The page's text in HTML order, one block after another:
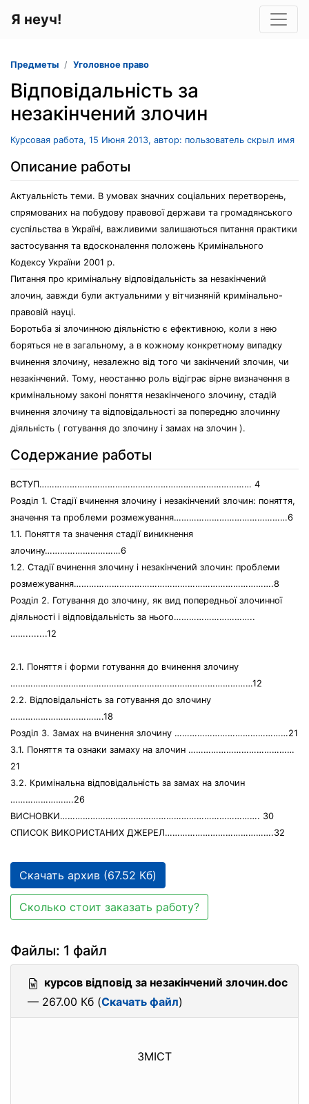
Я неуч!
Предметы Уголовное право
Відповідальність за
незакінчений злочин
Курсовая работа, 15 Июня 2013, автор: пользователь скрыл имя
Описание работы
Актуальність теми. В умовах значних соціальних перетворень,
спрямованих на побудову правової держави та громадянського
суспільства в Україні, важливими залишаються питання практики
застосування та вдосконалення положень Кримінального
Кодексу України 2001 р.
Питання про кримінальну відповідальність за незакінчений
злочин, завжди були актуальними у вітчизняній кримінально-
правовій науці.
Боротьба зі злочинною діяльністю є ефективною, коли з нею
боряться не в загальному, а в кожному конкретному випадку
вчинення злочину, незалежно від того чи закінчений злочин, чи
незакінчений. Тому, неостанню роль відіграє вірне визначення в
кримінальному законі поняття незакінченого злочину, стадій
вчинення злочину та відповідальності за попередню злочинну
діяльність ( готування до злочину і замах на злочин ).
Содержание работы
ВСТУП………………………………………………………………………… 4
Розділ 1. Стадії вчинення злочину і незакінчений злочин: поняття,
значення та проблеми розмежування………………………………………6
1.1. Поняття та значення стадії виникнення
злочину…………………………6
1.2. Стадії вчинення злочину і незакінчений злочин: проблеми
розмежування…………………………………………………………………….8
Розділ 2. Готування до злочину, як вид попередньої злочинної
діяльності і відповідальність за нього…………………………..
……........12
2.1. Поняття і форми готування до вчинення злочину
……………………………………………………………………………………12
2.2. Відповідальність за готування до злочину
……………………………….18
Розділ 3. Замах на вчинення злочину ………………………………………21
3.1. Поняття та ознаки замаху на злочин ……………………………………
21
3.2. Кримінальна відповідальність за замах на злочин
…………………….26
ВИСНОВКИ……………………………………………………………………. 30
СПИСОК ВИКОРИСТАНИХ ДЖЕРЕЛ…………………………………….32
Скачать архив (67.52 Кб)
Сколько стоит заказать работу?
Файлы: 1 файл
курсов відповід за незакінчений злочин.doc
— 267.00 Кб (Скачать файл)
ЗМІСТ